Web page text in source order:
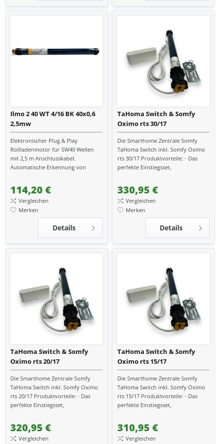
Ilmo 2 40 WT 4/16 BK 40x0,6
2,5mw
Elektronischer Plug & Play
Rollladenmotor für SW40 Wellen
mit 2,5 m Anschlusskabel.
Automatische Erkennung von
Hinderniserkennung,
Festfrierschutz und...
114,20 €
Vergleichen
Merken
Details
TaHoma Switch & Somfy
Oximo rts 30/17
Die Smarthome Zentrale Somfy
TaHoma Switch inkl. Somfy Oximo
rts 30/17 Produktvorteile: - Das
perfekte Einstiegsset,
Verwandle dein zu Hause smart...
330,95 €
Vergleichen
Merken
Details
TaHoma Switch & Somfy
Oximo rts 20/17
Die Smarthome Zentrale Somfy
TaHoma Switch inkl. Somfy Oximo
rts 20/17 Produktvorteile: - Das
perfekte Einstiegsset,
Verwandle dein zu Hause smart...
320,95 €
Vergleichen
TaHoma Switch & Somfy
Oximo rts 15/17
Die Smarthome Zentrale Somfy
TaHoma Switch inkl. Somfy Oximo
rts 15/17 Produktvorteile: - Das
perfekte Einstiegsset,
Verwandle dein zu Hause smart...
310,95 €
Vergleichen